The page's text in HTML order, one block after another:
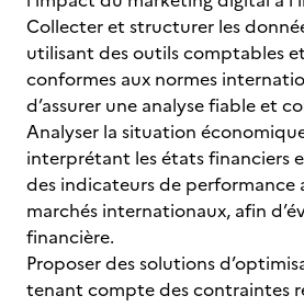
Collecter et structurer les
utilisant des outils comptables
conformes aux normes
d’assurer une analyse fiable et
Analyser la situation
interprétant les états financiers
des indicateurs de performance
marchés internationaux, afin
financière.
Proposer des solutions
tenant compte des contraintes